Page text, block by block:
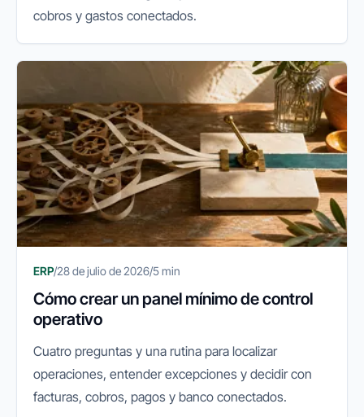
cobros y gastos conectados.
ERP/28 de julio de 2026/5 min
Cómo crear un panel mínimo de control
operativo
Cuatro preguntas y una rutina para localizar
operaciones, entender excepciones y decidir con
facturas, cobros, pagos y banco conectados.